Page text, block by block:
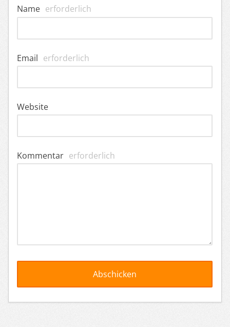
Name erforderlich
Email erforderlich
Website
Kommentar erforderlich